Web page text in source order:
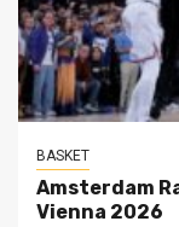
BASKET
Amsterdam
Vienna 2026